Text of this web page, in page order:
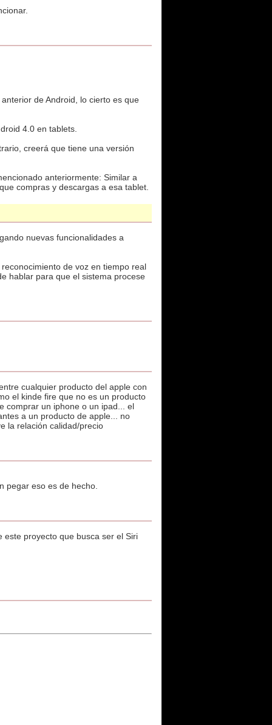
de Android, lo cierto es que
4.0 en tablets.
creerá que tiene una versión
anteriormente: Similar a
compras y descargas a esa tablet.
nuevas funcionalidades a
de voz en tiempo real
hablar para que el sistema procese
cualquier producto del apple con
el kinde fire que no es un producto
comprar un iphone o un ipad... el
a un producto de apple... no
la relación calidad/precio
pegar eso es de hecho.
proyecto que busca ser el Siri